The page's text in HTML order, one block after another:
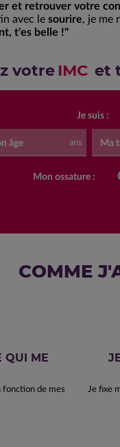
et retrouver votre
avec le sourire, je me
t'es belle !"
votre IMC et
Je suis :
âge ans Ma
Mon ossature :
COMME
QUI ME
fonction de mes
Je fixe